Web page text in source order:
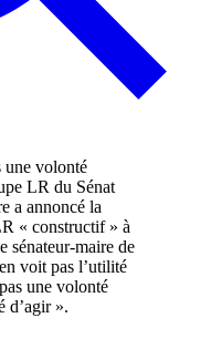
a annoncé la
« constructif » à
sénateur-maire de
voit pas l’utilité
une volonté
d’agir ».